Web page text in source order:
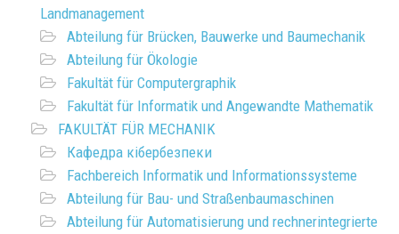
Landmanagement
Abteilung für Brücken, Bauwerke und Baumechanik
Abteilung für Ökologie
Fakultät für Computergraphik
Fakultät für Informatik und Angewandte Mathematik
FAKULTÄT FÜR MECHANIK
Кафедра кібербезпеки
Fachbereich Informatik und Informationssysteme
Abteilung für Bau- und Straßenbaumaschinen
Abteilung für Automatisierung und rechnerintegrierte